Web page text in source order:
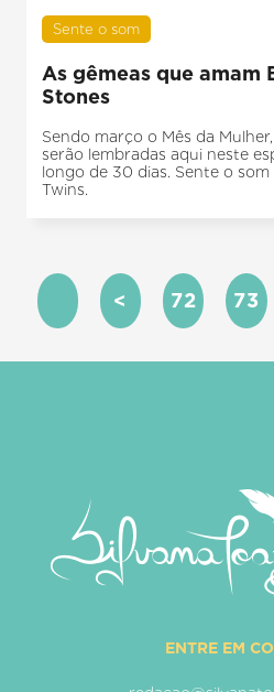
Sente o som
As gêmeas que amam
Stones
Sendo março o Mês da
serão lembradas aqui neste
longo de 30 dias. Sente o som
Twins.
< 72 73
ENTRE EM